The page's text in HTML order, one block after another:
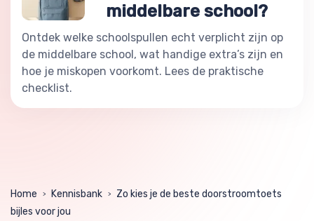
middelbare school?
Ontdek welke schoolspullen echt verplicht zijn op
de middelbare school, wat handige extra’s zijn en
hoe je miskopen voorkomt. Lees de praktische
checklist.
Home > Kennisbank >
Zo kies je de beste doorstroomtoets
bijles voor jou